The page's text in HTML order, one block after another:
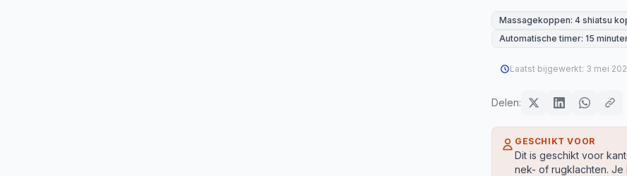
Massagekoppen: 4 shiatsu
Automatische timer: 15
Laatst bijgewerkt: 3 mei
Delen:
GESCHIKT VOOR
Dit is geschikt voor
nek- of rugklachten. Je